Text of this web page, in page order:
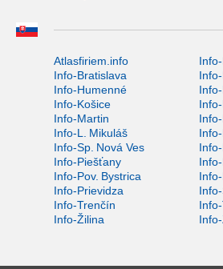
Atlasfiriem.info
Info-Bratislava
Info-Humenné
Info-Košice
Info-Martin
Info-L. Mikuláš
Info-Sp. Nová Ves
Info-Piešťany
Info-Pov. Bystrica
Info-Prievidza
Info-Trenčín
Info-Žilina